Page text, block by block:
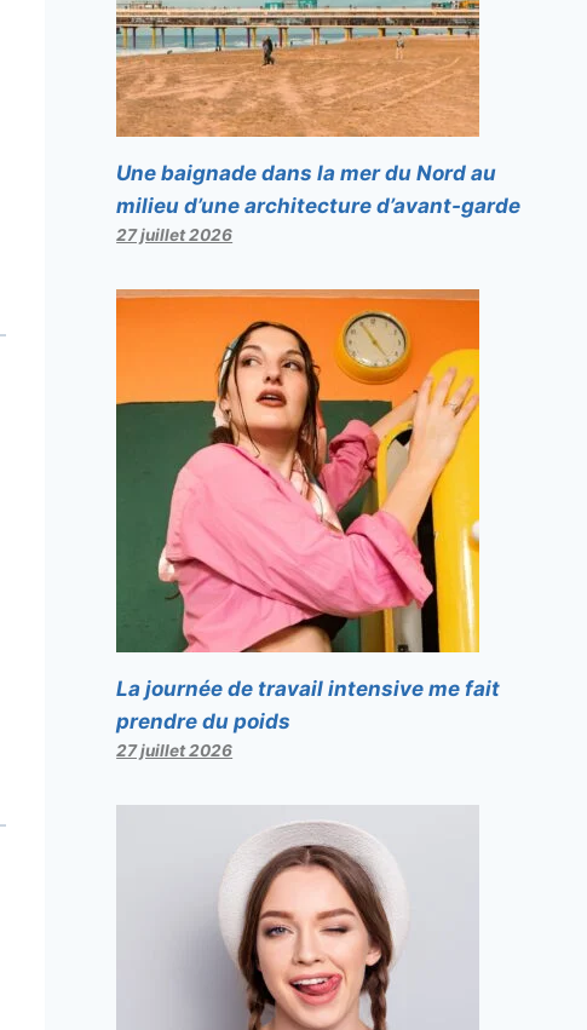
Une baignade dans la mer du Nord au
milieu d’une architecture d’avant-garde
27 juillet 2026
La journée de travail intensive me fait
prendre du poids
27 juillet 2026